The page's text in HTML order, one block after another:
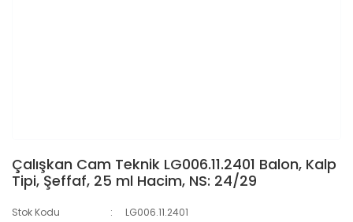
Çalışkan Cam Teknik LG006.11.2401 Balon, Kalp
Tipi, Şeffaf, 25 ml Hacim, NS: 24/29
Stok Kodu
LG006.11.2401